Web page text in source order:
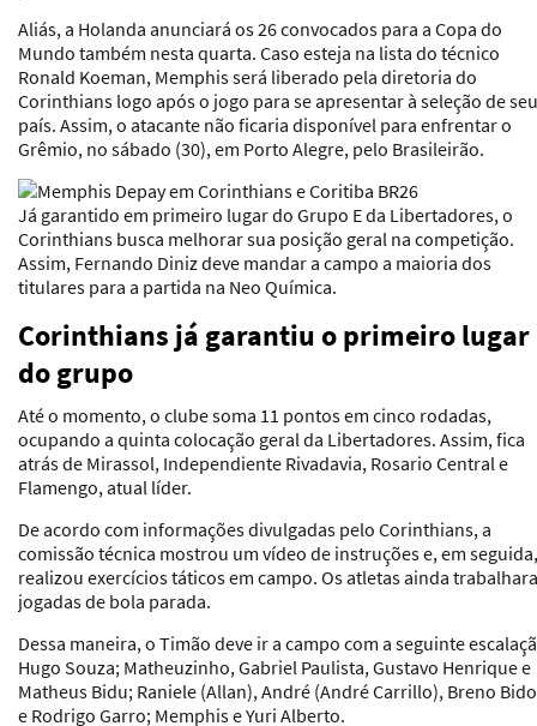
Aliás, a Holanda anunciará os 26 convocados para a Copa do
Mundo também nesta quarta. Caso esteja na lista do técnico
Ronald Koeman, Memphis será liberado pela diretoria do
Corinthians logo após o jogo para se apresentar à seleção de seu
país. Assim, o atacante não ficaria disponível para enfrentar o
Grêmio, no sábado (30), em Porto Alegre, pelo Brasileirão.
Já garantido em primeiro lugar do Grupo E da Libertadores, o
Corinthians busca melhorar sua posição geral na competição.
Assim, Fernando Diniz deve mandar a campo a maioria dos
titulares para a partida na Neo Química.
Corinthians já garantiu o primeiro lugar
do grupo
Até o momento, o clube soma 11 pontos em cinco rodadas,
ocupando a quinta colocação geral da Libertadores. Assim, fica
atrás de Mirassol, Independiente Rivadavia, Rosario Central e
Flamengo, atual líder.
De acordo com informações divulgadas pelo Corinthians, a
comissão técnica mostrou um vídeo de instruções e, em seguida,
realizou exercícios táticos em campo. Os atletas ainda
jogadas de bola parada.
Dessa maneira, o Timão deve ir a campo com a seguinte
Hugo Souza; Matheuzinho, Gabriel Paulista, Gustavo Henrique e
Matheus Bidu; Raniele (Allan), André (André Carrillo), Breno
e Rodrigo Garro; Memphis e Yuri Alberto.